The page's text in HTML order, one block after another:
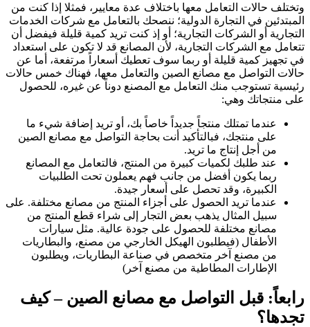
وتختلف حالات التعامل معها باختلاف عدة معايير، فمثلا إذا كنت من
المبتدئين في التجارة الدولية؛ ننصحك بالتعامل مع شركات الخدمات
التجارية أو الشركات التجارية؛ أو إذ كنت تريد كمية قليلة فيفضل أن
تتعامل مع الشركات التجارية، لأن المصانع قد لا تكون على استعداد
في تجهيز كمية قليلة أو ربما سوف تعطيك أسعاراً مرتفعة، أما عن
حالات التواصل مع مصانع الصين والتعامل معها، فهناك خمس حالات
رئيسية تستوجب منك التعامل مع المصنع دوناً عن غيره، للحصول
على منتجاتك وهي:
عندما تمتلك منتجاً جديداً خاصاً بك، أو تريد إضافة شيء ما
على منتجك، فبالتأكيد أنت بحاجة التواصل مع مصانع الصين
من أجل إنتاج ما تريد.
عند طلبك لكميات كبيرة من المنتج، فالتعامل مع المصانع
ربما يكون أفضل من جانب فهم يعملون تحت الطلبيات
الكبيرة، وقد تحصل على أسعار جيدة.
عندما تريد الحصول على أجزاء المنتج من مصانع مختلفة. على
سبيل المثال يذهب بعض التجار إلى شراء قطع المنتج من
مصانع مختلفة للحصول على جودة عالية. مثل سيارات
الأطفال (فيطلبون الهيكل الخارجي من مصنع، والبطاريات
من مصنع آخر متخصص في صناعة البطاريات، ويطلبون
الإطارات المطاطية من مصنع آخر)
رابعاً: قبل التواصل مع مصانع الصين – كيف
تجدها؟